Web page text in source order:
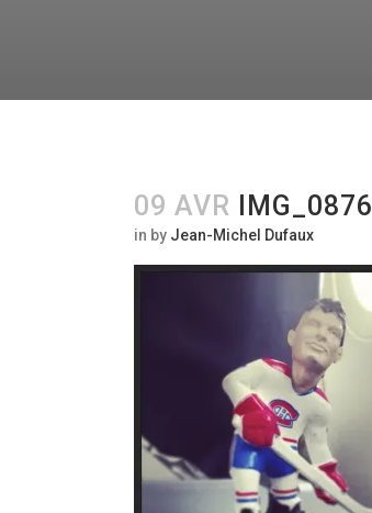
09 AVR IMG_0876
in by Jean-Michel Dufaux